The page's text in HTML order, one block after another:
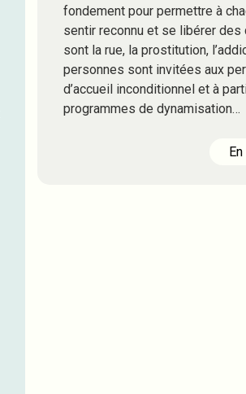
fondement pour permettre à
sentir reconnu et se libérer des
sont la rue, la prostitution,
personnes sont invitées aux
d’accueil inconditionnel et à
programmes de dynamisation…